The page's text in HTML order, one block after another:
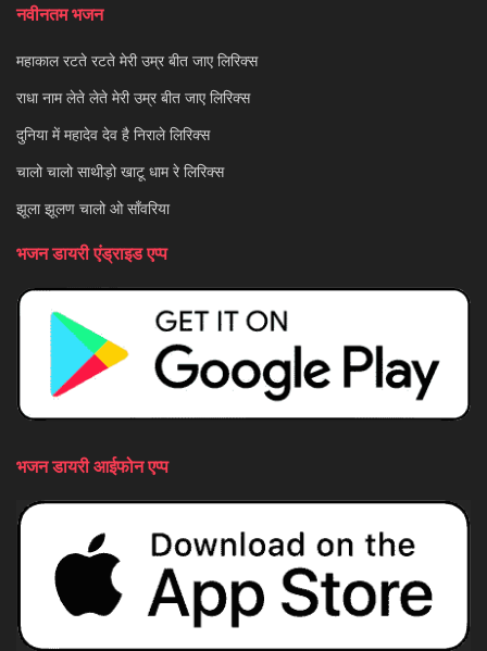
नवीनतम भजन
महाकाल रटते रटते मेरी उम्र बीत जाए लिरिक्स
राधा नाम लेते लेते मेरी उम्र बीत जाए लिरिक्स
दुनिया में महादेव देव है निराले लिरिक्स
चालो चालो साथीड़ो खाटू धाम रे लिरिक्स
झूला झूलण चालो ओ साँवरिया
भजन डायरी एंड्राइड एप्प
भजन डायरी आईफोन एप्प